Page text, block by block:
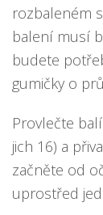
rozbaleném
balení musí
budete
gumičky o
Provlečte
jich 16) a
začněte od
uprostřed